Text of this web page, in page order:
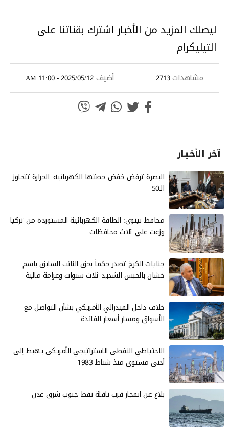
ليصلك المزيد من الأخبار اشترك بقناتنا على
التيليكرام
مشاهدات2713 أضيف 2025/05/12 - 11:00 AM
آخر الأخـبـار
البصرة ترفض خفض حصتها الكهربائية: الحرارة تتجاوز
الـ50
محافظ نينوى: الطاقة الكهربائية المستوردة من تركيا
وزعت على ثلاث محافظات
جنايات الكرخ تصدر حكماً بحق النائب السابق باسم
خشان بالحبس الشديد ثلاث سنوات وغرامة مالية
خلاف داخل الفيدرالي الأمريكي بشأن التواصل مع
الأسواق ومسار أسعار الفائدة
الاحتياطي النفطي الاستراتيجي الأمريكي يهبط إلى
أدنى مستوى منذ شباط 1983
بلاغ عن انفجار قرب ناقلة نفط جنوب شرق عدن